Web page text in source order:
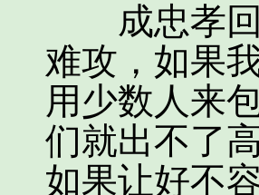
成忠孝回
难攻，如果
用少数人来
们就出不了
如果让好不